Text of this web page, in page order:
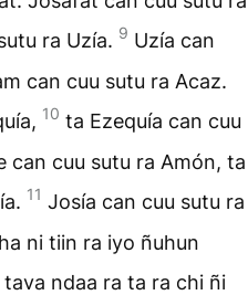
ra Uzía. 9 Uzía can
can cuu sutu ra Acaz.
10 ta Ezequía can cuu
can cuu sutu ra Amón, ta
11 Josía can cuu sutu ra
ni tiin ra iyo ñuhun
ndaa ra ta ra chi ñi